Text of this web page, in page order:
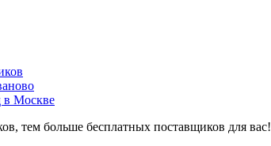
в Москве
тем больше бесплатных поставщиков для вас!